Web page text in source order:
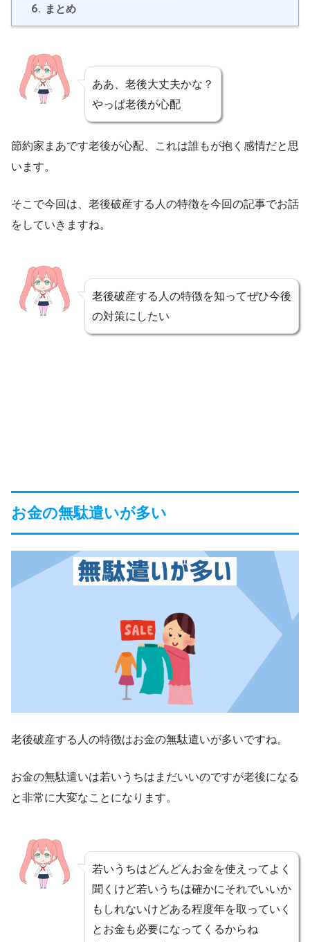
6. まとめ
ああ、老後大丈夫かな？
やっぱ老後が心配
節約家まあです老後が心配、これは誰もが抱く感情だと思
います。
そこで今回は、老後破産する人の特徴を今回の記事でお話
をしていきますね。
老後破産する人の特徴を知ってぜひ今後
の対策にしたい
お金の無駄遣いが多い
老後破産する人の特徴はお金の無駄遣いが多いですね。
お金の無駄遣いは若いうちはまだいいのですが老後になる
と非常に大変なことになります。
若いうちはどんどんお金を使えってよく
聞くけど若いうちは確かにそれでいいか
もしれないけどある程度年を取っていく
とお金も必要になってくるからね